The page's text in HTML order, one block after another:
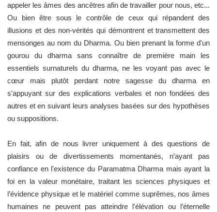
appeler les âmes des ancêtres afin de travailler pour nous, etc...
Ou bien être sous le contrôle de ceux qui répandent des
illusions et des non-vérités qui démontrent et transmettent des
mensonges au nom du Dharma. Ou bien prenant la forme d'un
gourou du dharma sans connaître de première main les
essentiels surnaturels du dharma, ne les voyant pas avec le
cœur mais plutôt perdant notre sagesse du dharma en
s'appuyant sur des explications verbales et non fondées des
autres et en suivant leurs analyses basées sur des hypothèses
ou suppositions.
En fait, afin de nous livrer uniquement à des questions de
plaisirs ou de divertissements momentanés, n’ayant pas
confiance en l'existence du Paramatma Dharma mais ayant la
foi en la valeur monétaire, traitant les sciences physiques et
l’évidence physique et le matériel comme suprêmes, nos âmes
humaines ne peuvent pas atteindre l'élévation ou l’éternelle